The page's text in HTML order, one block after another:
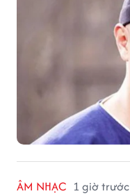
ÂM NHẠC 1 giờ trước